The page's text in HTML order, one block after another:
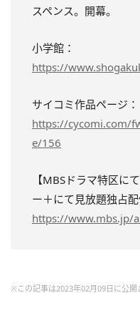
スペンス。開幕。
小学館：
https://
サイコミ作品ページ：
https://cycomi.com/
e/156
【MBSドラマ特区に
ー＋にて見放題独占配
https://www.mbs.jp/
※この記事は2023年02月09日に公開